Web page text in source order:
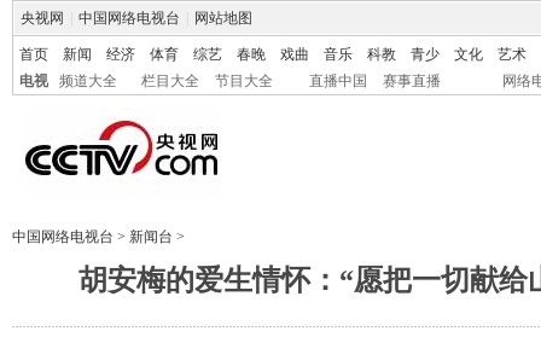
央视网 中国网络电视台 网站地图
首页 新闻 经济 体育 综艺 春晚 戏曲 音乐 科教 青少 文化
艺术
电视
频道大全 栏目大全 节目大全 直播中国 赛事直播 网络
中国网络电视台 > 新闻台 >
胡安梅的爱生情怀：“愿把一切献给